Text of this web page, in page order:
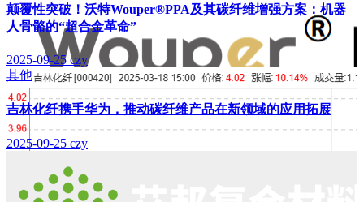
颠覆性突破！沃特Wouper®PPA及其碳纤维增强方案：机器
人骨骼的“超合金革命”
2025-09-25 czy
其他
吉林化纤携手华为，推动碳纤维产品在新领域的应用拓展
2025-09-25 czy